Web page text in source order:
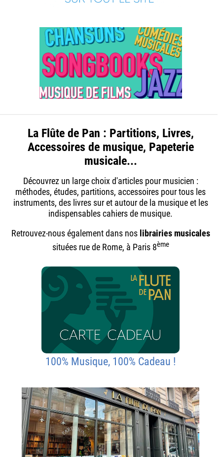
La Flûte de Pan : Partitions, Livres,
Accessoires de musique, Papeterie
musicale...
Découvrez un large choix d'articles pour musicien :
méthodes, études, partitions, accessoires pour tous les
instruments, des livres sur et autour de la musique et les
indispensables cahiers de musique.
Retrouvez-nous également dans nos librairies musicales
situées rue de Rome, à Paris 8ème
100% Musique, 100% Cadeau !